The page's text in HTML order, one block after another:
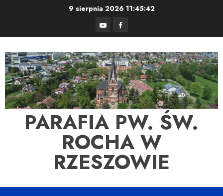
9 sierpnia 2026 11:45:43
YouTubeFacebook
PARAFIA PW. ŚW.
ROCHA W
RZESZOWIE